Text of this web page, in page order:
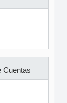
Cuentas